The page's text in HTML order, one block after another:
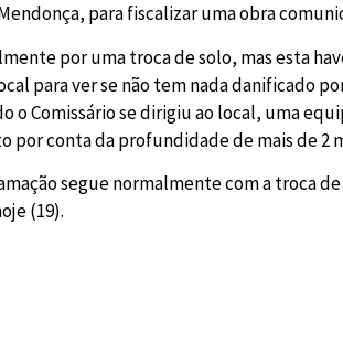
para fiscalizar uma obra
por uma troca de solo, mas esta
para ver se não tem nada danificado
o Comissário se dirigiu ao local, uma
por conta da profundidade de mais de 2
segue normalmente com a troca
(19).